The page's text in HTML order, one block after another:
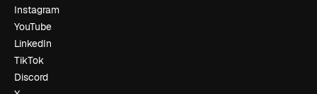
Instagram
YouTube
LinkedIn
TikTok
Discord